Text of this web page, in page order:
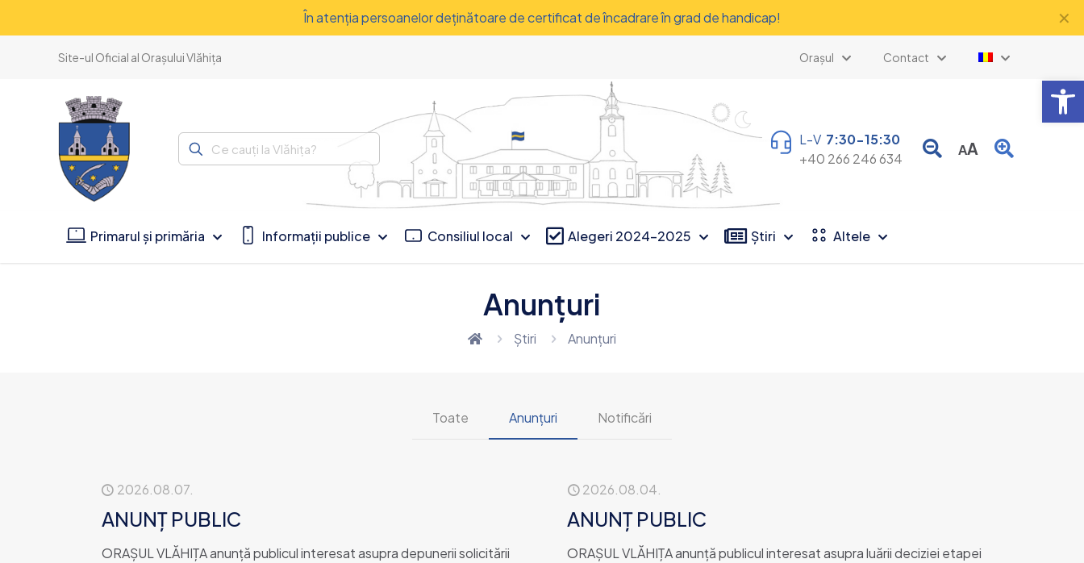
În atenţia persoanelor deţinătoare de certificat de încadrare în grad de handicap! ✕
Site-ul Oficial al Orașului Vlăhița Orașul Contact
Ce
cauți
L-V 7:30-15:30
+40 266 246 634
AA
Primarul și primăria Informații publice Consiliul local Alegeri 2024-2025 Știri Altele
Anunțuri
Știri Anunțuri
Toate Anunțuri Notificări
2026.08.07.
ANUNȚ PUBLIC
ORAȘUL VLĂHIȚA anunţă publicul interesat asupra depunerii solicitării
2026.08.04.
ANUNȚ PUBLIC
ORAȘUL VLĂHIȚA anunţă publicul interesat asupra luării deciziei etapei